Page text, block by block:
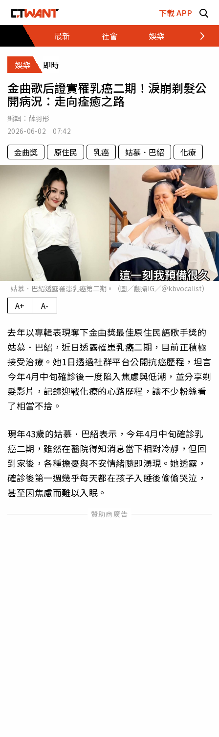
下載 APP
最新
社會 娛樂 財經
娛樂 即時
金曲歌后證實罹乳癌二期！淚崩剃髮公
開病況：走向痊癒之路
編輯： 薛羽彤
2026-06-02 07:42
金曲獎 原住民 乳癌 姑慕．巴紹 化療
姑慕．巴紹透露罹患乳癌第二期。（圖／翻攝IG／＠kbvocalist）
A+ A-
去年以專輯表現奪下金曲獎最佳原住民語歌手獎的
姑慕．巴紹，近日透露罹患乳癌二期，目前正積極
接受治療。她1日透過社群平台公開抗癌歷程，坦言
今年4月中旬確診後一度陷入焦慮與低潮，並分享剃
髮影片，記錄迎戰化療的心路歷程，讓不少粉絲看
了相當不捨。
現年43歲的姑慕．巴紹表示，今年4月中旬確診乳
癌二期，雖然在醫院得知消息當下相對冷靜，但回
到家後，各種擔憂與不安情緒隨即湧現。她透露，
確診後第一週幾乎每天都在孩子入睡後偷偷哭泣，
甚至因焦慮而難以入眠。